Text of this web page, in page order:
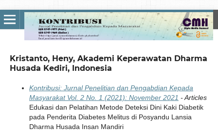
Kristanto, Heny, Akademi Keperawatan Dharma
Husada Kediri, Indonesia
Kontribusi: Jurnal Penelitian dan Pengabdian Kepada
Masyarakat Vol. 2 No. 1 (2021): November 2021 - Articles
Edukasi dan Pelatihan Metode Deteksi Dini Kaki Diabetik
pada Penderita Diabetes Melitus di Posyandu Lansia
Dharma Husada Insan Mandiri